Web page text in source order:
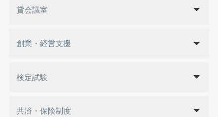
貸会議室
創業・経営支援
検定試験
共済・保険制度